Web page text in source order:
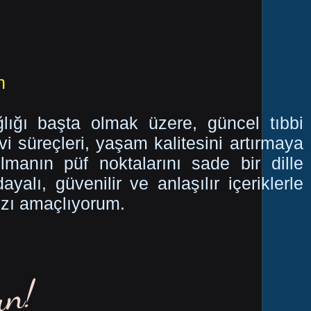
başta olmak üzere, güncel tıbbi
süreçleri, yaşam kalitesini artırmaya
püf noktalarını sade bir dille
güvenilir ve anlaşılır içeriklerle
amaçlıyorum.